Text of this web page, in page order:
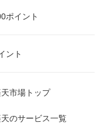
ポイント
ント
市場トップ
のサービス一覧